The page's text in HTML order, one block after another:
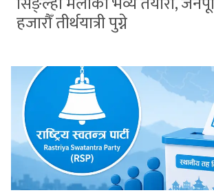
हजारौँ तीर्थयात्री पुग्ने